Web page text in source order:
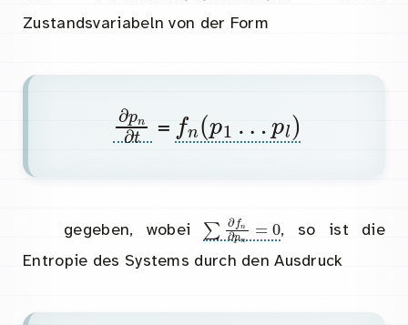
Zustandsvariabeln von der Form
∂pn = n p
gegeben, wobei ∑ n 0
, so ist die
Entropie des Systems durch den Ausdruck